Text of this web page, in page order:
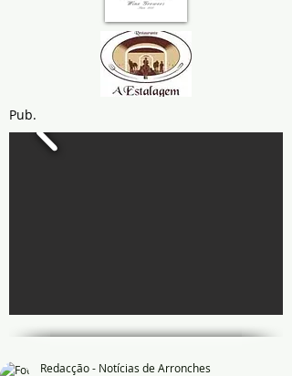
Pub.
Redacção - Notícias de Arronches